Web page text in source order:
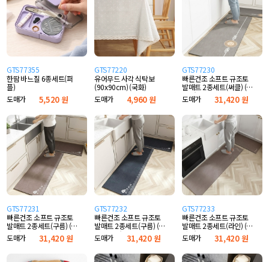
GTS77355
한땀 바느질 6종세트(퍼
플)
도매가
5,520 원
GTS77220
유어무드 사각 식탁보
(90x90cm) (국화)
도매가
4,960 원
GTS77230
빠른건조 소프트 규조토
발매트 2종세트(써클) (그
레이)
도매가 31,420 원
GTS77231
빠른건조 소프트 규조토
발매트 2종세트(구름) (브
라운)
도매가 31,420 원
GTS77232
빠른건조 소프트 규조토
발매트 2종세트(구름) (다
크네이비)
도매가 31,420 원
GTS77233
빠른건조 소프트 규조토
발매트 2종세트(라인) (브
라운)
도매가 31,420 원